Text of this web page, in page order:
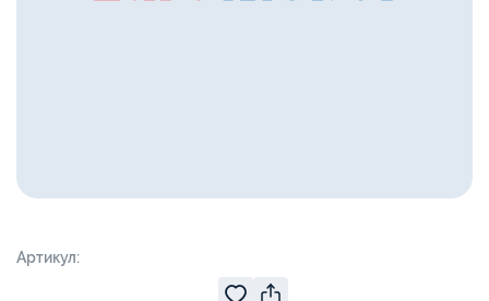
Артикул: